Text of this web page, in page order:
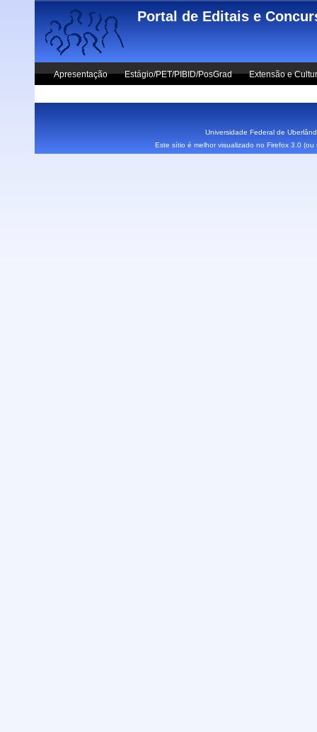
Skip to main content
Portal de Editais e
Apresentação Estágio/PET/PIBID/PosGrad Extensão e
Universidade Federal de
Este sítio é melhor visualizado no Firefox 3.0